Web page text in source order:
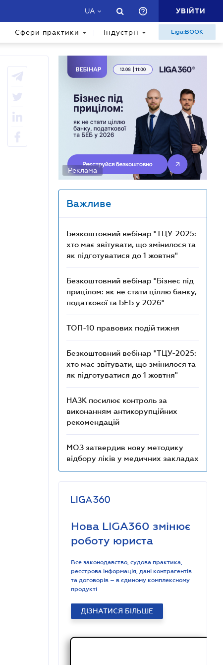
UA УВІЙТИ
Сфери практики Індустрії Liga:BOOK
Реклама
Важливе
Безкоштовний вебінар "ТЦУ-2025:
хто має звітувати, що змінилося та
як підготуватися до 1 жовтня"
Безкоштовний вебінар "Бізнес під
прицілом: як не стати ціллю банку,
податкової та БЕБ у 2026"
ТОП-10 правових подій тижня
Безкоштовний вебінар "ТЦУ-2025:
хто має звітувати, що змінилося та
як підготуватися до 1 жовтня"
НАЗК посилює контроль за
виконанням антикорупційних
рекомендацій
МОЗ затвердив нову методику
відбору ліків у медичних закладах
Нова LIGA360 змінює
роботу юриста
Все законодавство, судова практика,
реєстрова інформація, дані контрагентів
та договорів – в єдиному комплексному
продукті
ДІЗНАТИСЯ БІЛЬШЕ